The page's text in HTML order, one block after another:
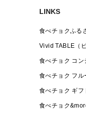
LINKS
食べチョクふる
Vivid TABLE（
食べチョク コン
食べチョク フル
食べチョク ギフ
食べチョク